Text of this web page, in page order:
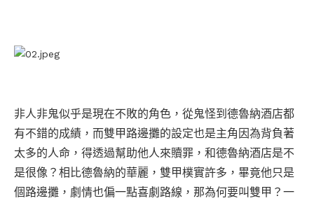
非人非鬼似乎是現在不敗的角色，從鬼怪到德魯納酒店都
有不錯的成績，而雙甲路邊攤的設定也是主角因為背負著
太多的人命，得透過幫助他人來贖罪，和德魯納酒店是不
是很像？相比德魯納的華麗，雙甲樸實許多，畢竟他只是
個路邊攤 ，劇情也偏一點喜劇路線，那為何要叫雙甲？一